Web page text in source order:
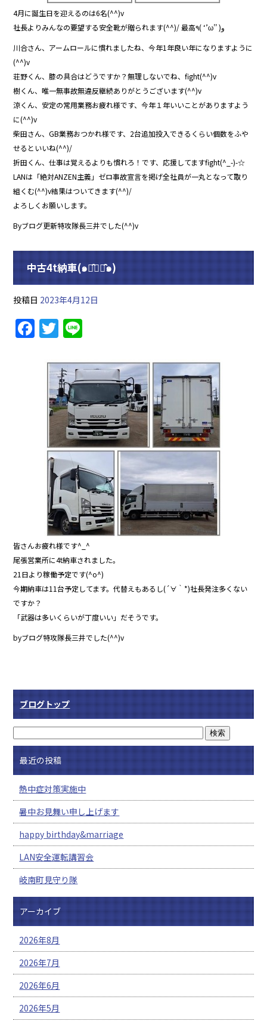
4月に誕生日を迎えるのは6名(^^)v
社長よりみんなの要望する安全靴が贈られます(^^)/ 最高٩( ‘’ω’’ )و
川合さん、アームロールに慣れましたね、今年1年良い年になりますように
(^^)v
荘野くん、膝の具合はどうですか？無理しないでね、fight(^^)v
樹くん、唯一無事故無違反継続ありがとうございます(^^)v
涼くん、安定の常用業務お疲れ様です、今年１年いいことがありますよう
に(^^)v
柴田さん、GB業務おつかれ様です、2台追加投入できるくらい個数をふや
せるといいね(^^)/
折田くん、仕事は覚えるよりも慣れろ！です、応援してますfight(^_-)-☆
LANは「絶対ANZEN主義」ゼロ事故宣言を掲げ全社員が一丸となって取り
組くむ(^^)v結果はついてきます(^^)/
よろしくお願いします。
Byブログ更新特攻隊長三井でした(^^)v
中古4t納車(๑･̑◡･̑๑)
投稿日 2023年4月12日
F T
itt
er
e
皆さんお疲れ様です^_^
尾張営業所に4t納車されました。
21日より稼働予定です(^o^)
今期納車は11台予定してます。代替えもあるし(´∀｀*)社長発注多くない
ですか？
「武器は多いくらいが丁度いい」だそうです。
byブログ特攻隊長三井でした(^^)v
ブログトップ
最近の投稿
熱中症対策実施中
暑中お見舞い申し上げます
happy birthday&marriage
LAN安全運転講習会
岐南町見守り隊
アーカイブ
2026年8月
2026年7月
2026年6月
2026年5月